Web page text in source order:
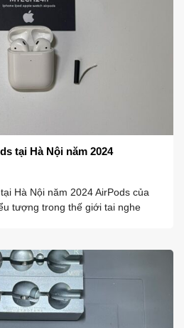
tại Hà Nội năm 2024
Hà Nội năm 2024 AirPods của
tượng trong thế giới tai nghe